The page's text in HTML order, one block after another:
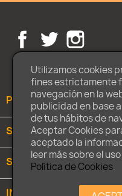
Facebook
Twitter
PRODUCTOS
SOBRE NOSOTROS
SU CUENTA
INFORMACIÓN DE LA
Utilizamos cookies
fines estrictamente
navegación en la
publicidad en base
de tus hábitos de
Aceptar Cookies
aceptado la
leer más sobre el
Política de Cookies.